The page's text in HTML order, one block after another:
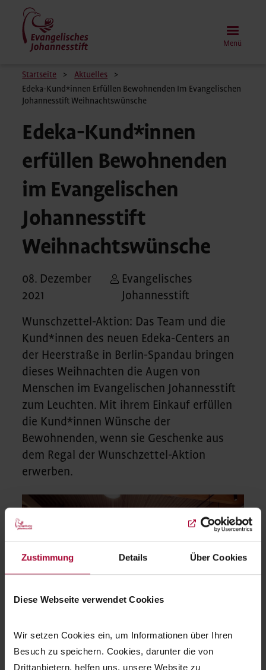
Zustimmung Details Über Cookies
Diese Webseite verwendet Cookies
Wir setzen Cookies ein, um Informationen über Ihren
Besuch zu speichern. Cookies, darunter die von
Drittanbietern, helfen uns, unsere Website zu
Direkt
Inhalt
Menü
Pfadnavigation
Startseite
Aktuelles
Edeka-Kund*innen Erfüllen Bewohnenden Im Evangelischen
Johannesstift Weihnachtswünsche
Edeka-Kund*innen
erfüllen Bewohnenden
im Evangelischen
Johannesstift
Weihnachtswünsche
08. Dezember
2021
Evangelisches
Johannesstift
Wunschzettel-Aktion: Das Team und die
Kund*innen des neuen Edeka-Centers an
der Heerstraße in Berlin-Spandau bringen
dieses Weihnachten die Augen von
Menschen im Evangelischen Johannesstift
zum Leuchten. Mit ihrem Einkauf erfüllen
die Kund*innen Wünsche der
Bewohnenden, wenn sie Geschenke aus
dem Regal der Wunschzettel-Aktion
erwerben.